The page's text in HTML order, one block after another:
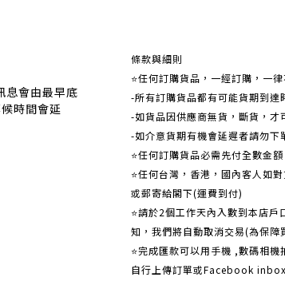
息會由最早底
時間會延
條款與細則
⭐任何訂購貨品，一經訂購，一
-所有訂購貨品都有可能貨期到
-如貨品因供應商無貨，斷貨，才
-如介意貨期有機會延遲者請勿下
⭐任何訂購貨品必需先付全數金
⭐任何台灣，香港，國內客人如
或郵寄給閣下(運費到付)
​​⭐請於2個工作天內入數到本店
知，我們將自動取消交易(為保
⭐完成匯款可以用手機 ,數碼相
自行上傳訂單或Facebook